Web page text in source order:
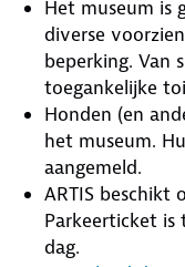
Het museum is
diverse
beperking. Van
toegankelijke
Honden (en
het museum.
aangemeld.
ARTIS beschikt
Parkeerticket is
dag.